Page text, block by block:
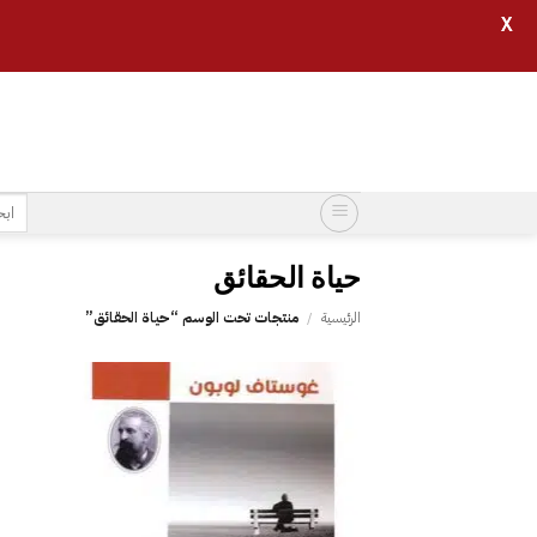
البحث
عن:
حياة الحقائق
الرئيسية / منتجات تحت الوسم “حياة الحقائق”
إضافة
X